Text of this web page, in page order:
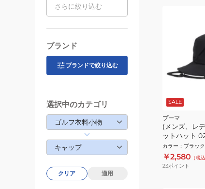
SALE
プーマ
(メンズ、レ
ットハット
カラー ： ブラック
￥2,580 （税込
23ポイント
ブランド
ブランドで絞り込む
選択中のカテゴリ
ゴルフ衣料小物
キャップ
クリア 適用